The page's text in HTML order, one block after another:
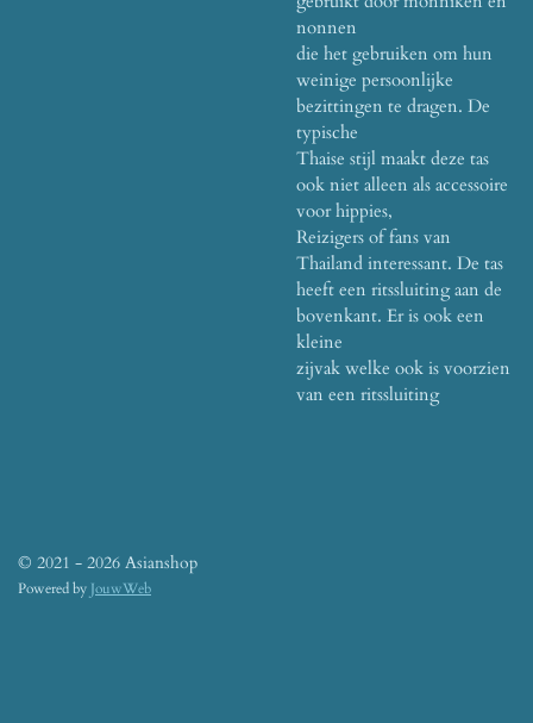
nonnen
die het gebruiken om hun
weinige persoonlijke
bezittingen te dragen. De
typische
Thaise stijl maakt deze tas
ook niet alleen als accessoire
voor hippies,
Reizigers of fans van
Thailand interessant. De tas
heeft een ritssluiting aan de
bovenkant. Er is ook een
kleine
zijvak welke ook is voorzien
van een ritssluiting
© 2021 - 2026 Asianshop
Powered by JouwWeb